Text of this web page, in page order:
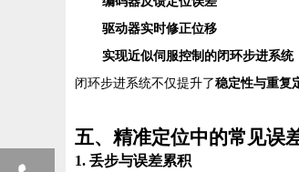
驱动器实时修正位移
实现近似伺服控制的闭环步进系统
闭环步进系统不仅提升了稳定性与重复
五、精准定位中的常见误
1. 丢步与误差累积